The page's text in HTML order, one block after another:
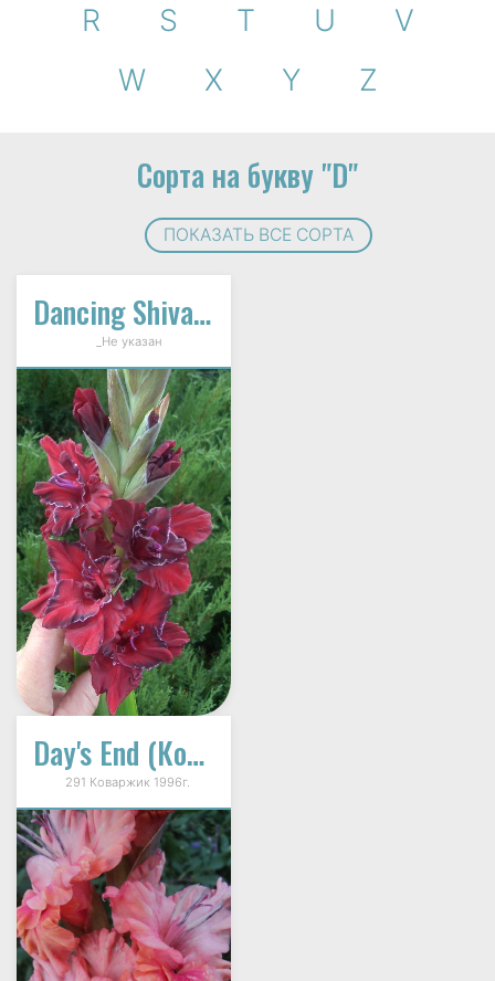
R
S T U
V
W
X Y Z
Сорта на букву "D"
ПОКАЗАТЬ ВСЕ СОРТА
Dancing Shiva Ziedynas
_Не указан
Day's End (Конец Дня)
291 Коваржик 1996г.